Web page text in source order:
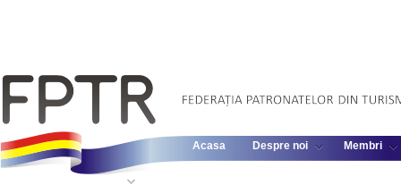
Acasa Despre noi Membri